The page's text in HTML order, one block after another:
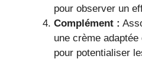
pour observer un
Complément :
une crème
pour potentialiser